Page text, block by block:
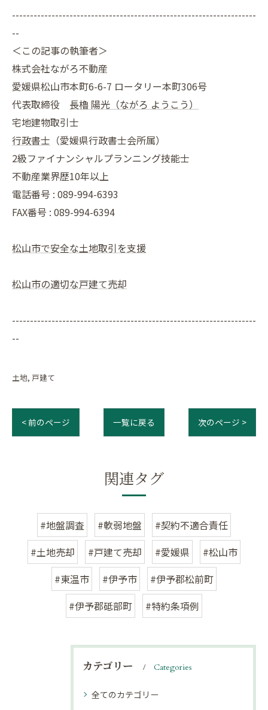
--------------------------------------------------------------------
--
＜この記事の執筆者＞
株式会社ながろ不動産
愛媛県松山市本町6-6-7 ロータリー本町306号
代表取締役 長櫓 陽光（ながろ ようこう）
宅地建物取引士
行政書士 （愛媛県行政書士会所属）
2級ファイナンシャルプランニング技能士
不動産業界歴10年以上
電話番号 : 089-994-6393
FAX番号 : 089-994-6394
松山市で安全な土地取引を支援
松山市の適切な戸建て売却
--------------------------------------------------------------------
--
土地 戸建て
< 前のページ 一覧に戻る 次のページ >
関連タグ
#地盤調査 #軟弱地盤
#契約不適合責任
#土地売却
#戸建て売却 #愛媛県
#松山市
#東温市
#伊予市
#伊予郡松前町
#伊予郡砥部町
#特約条項例
カテゴリー Categories
全てのカテゴリー